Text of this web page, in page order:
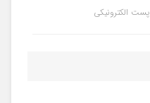
پست الکترونیکی